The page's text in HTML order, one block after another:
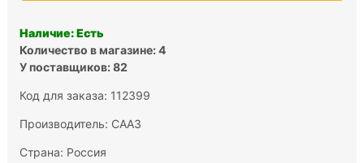
Наличие: Есть
Количество в магазине: 4
У поставщиков: 82
Код для заказа: 112399
Производитель: СААЗ
Страна: Россия